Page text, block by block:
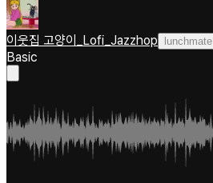
이웃집 고양이_Lofi_Jazzhop lunchmate
Basic